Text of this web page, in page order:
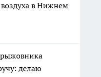
воздуха в Нижнем
делаю